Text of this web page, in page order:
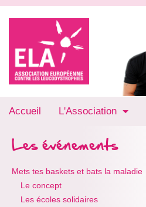
Accueil L'Association
Les événements
Mets tes baskets et bats la maladie
Le concept
Les écoles solidaires